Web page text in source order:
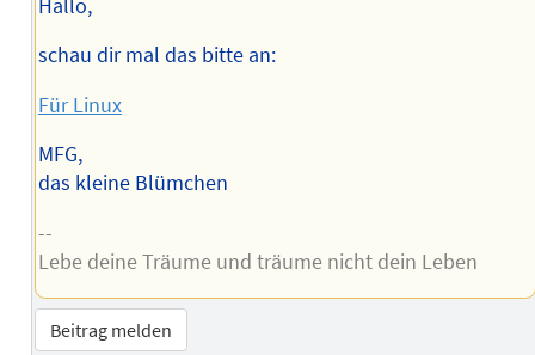
Hallo,
schau dir mal das bitte an:
Für Linux
MFG,
das kleine Blümchen
--
Lebe deine Träume und träume nicht dein Leben
Beitrag melden